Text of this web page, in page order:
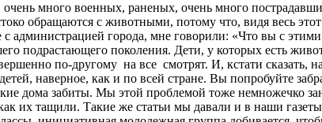
много военных, раненых, очень много
обращаются с животными, потому что, видя весь
с администрацией города, мне говорили: «Что вы с
подрастающего поколения. Дети, у которых есть
по-другому на все смотрят. И, кстати
наверное, как и по всей стране. Вы попробуйте
дома забиты. Мы этой проблемой тоже немножечко
их тащили. Такие же статьи мы давали и в наши